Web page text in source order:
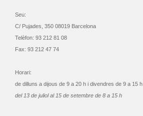
Seu:
C/ Pujades, 350 08019 Barcelona
Telèfon: 93 212 81 08
Fax: 93 212 47 74
Horari:
de dilluns a dijous de 9 a 20 h i divendres de 9 a 15 h
del 13 de juliol al 15 de setembre de 8 a 15 h